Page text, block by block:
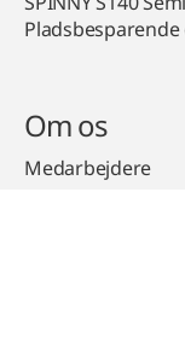
Om os
Medarbejdere